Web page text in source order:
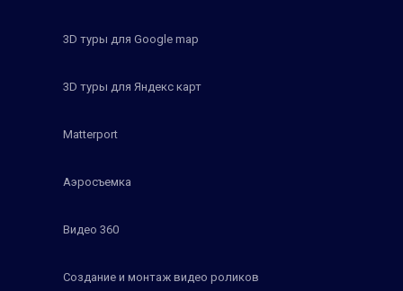
3D туры для Google map
3D туры для Яндекс карт
Matterport
Аэросъемка
Видео 360
Создание и монтаж видео роликов